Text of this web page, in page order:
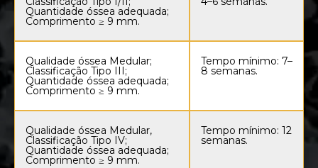
Quantidade óssea adequada;
Comprimento ≥ 9 mm.
Qualidade óssea Medular;
Classificação Tipo III;
Quantidade óssea adequada;
Comprimento ≥ 9 mm.
Tempo mínimo: 7–
8 semanas.
Qualidade óssea Medular,
Classificação Tipo IV;
Quantidade óssea adequada;
Comprimento ≥ 9 mm.
Tempo mínimo: 12
semanas.